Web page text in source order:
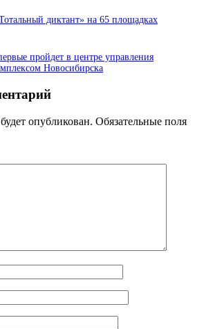
диктант» на 65 площадках
пройдет в центре управления
Новосибирска
опубликован. Обязательные поля